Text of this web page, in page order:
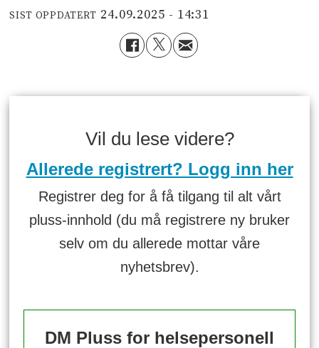
SIST OPPDATERT 24.09.2025 - 14:31
Vil du lese videre?
Allerede registrert? Logg inn her
Registrer deg for å få tilgang til alt vårt
pluss-innhold (du må registrere ny bruker
selv om du allerede mottar våre
nyhetsbrev).
DM Pluss for helsepersonell